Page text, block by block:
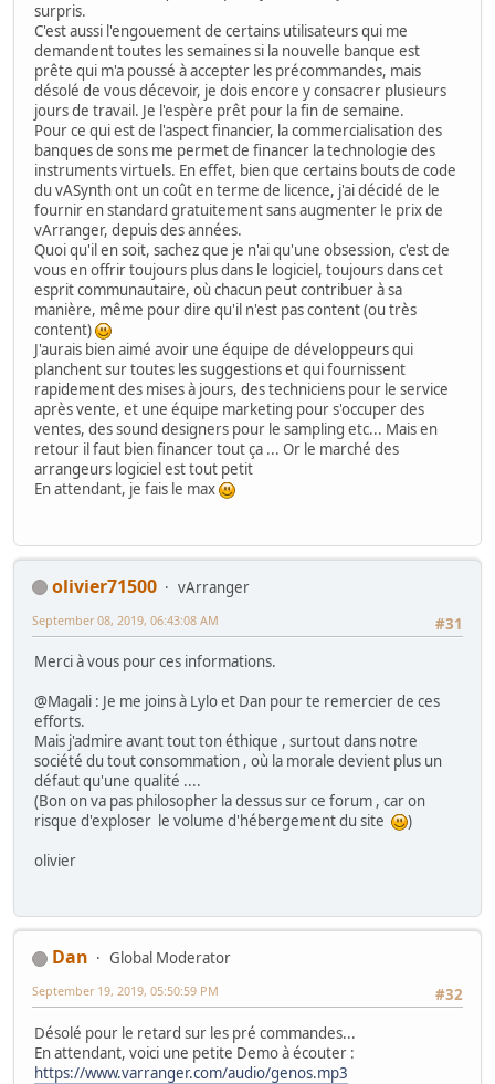
surpris.
C'est aussi l'engouement de certains utilisateurs qui me
demandent toutes les semaines si la nouvelle banque est
prête qui m'a poussé à accepter les précommandes, mais
désolé de vous décevoir, je dois encore y consacrer plusieurs
jours de travail. Je l'espère prêt pour la fin de semaine.
Pour ce qui est de l'aspect financier, la commercialisation des
banques de sons me permet de financer la technologie des
instruments virtuels. En effet, bien que certains bouts de code
du vASynth ont un coût en terme de licence, j'ai décidé de le
fournir en standard gratuitement sans augmenter le prix de
vArranger, depuis des années.
Quoi qu'il en soit, sachez que je n'ai qu'une obsession, c'est de
vous en offrir toujours plus dans le logiciel, toujours dans cet
esprit communautaire, où chacun peut contribuer à sa
manière, même pour dire qu'il n'est pas content (ou très
content)
J'aurais bien aimé avoir une équipe de développeurs qui
planchent sur toutes les suggestions et qui fournissent
rapidement des mises à jours, des techniciens pour le service
après vente, et une équipe marketing pour s'occuper des
ventes, des sound designers pour le sampling etc... Mais en
retour il faut bien financer tout ça ... Or le marché des
arrangeurs logiciel est tout petit
En attendant, je fais le max
olivier71500
vArranger
#31
September 08, 2019, 06:43:08 AM
Merci à vous pour ces informations.
@Magali : Je me joins à Lylo et Dan pour te remercier de ces
efforts.
Mais j'admire avant tout ton éthique , surtout dans notre
société du tout consommation , où la morale devient plus un
défaut qu'une qualité ....
(Bon on va pas philosopher la dessus sur ce forum , car on
risque d'exploser le volume d'hébergement du site
)
olivier
Dan
Global Moderator
#32
September 19, 2019, 05:50:59 PM
Désolé pour le retard sur les pré commandes...
En attendant, voici une petite Demo à écouter :
https://www.varranger.com/audio/genos.mp3